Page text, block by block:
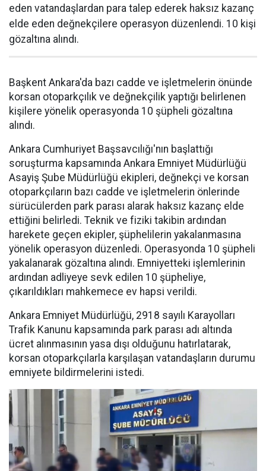
eden vatandaşlardan para talep ederek haksız kazanç
elde eden değnekçilere operasyon düzenlendi. 10 kişi
gözaltına alındı.
Başkent Ankara'da bazı cadde ve işletmelerin önünde
korsan otoparkçılık ve değnekçilik yaptığı belirlenen
kişilere yönelik operasyonda 10 şüpheli gözaltına
alındı.
Ankara Cumhuriyet Başsavcılığı'nın başlattığı
soruşturma kapsamında Ankara Emniyet Müdürlüğü
Asayiş Şube Müdürlüğü ekipleri, değnekçi ve korsan
otoparkçıların bazı cadde ve işletmelerin önlerinde
sürücülerden park parası alarak haksız kazanç elde
ettiğini belirledi. Teknik ve fiziki takibin ardından
harekete geçen ekipler, şüphelilerin yakalanmasına
yönelik operasyon düzenledi. Operasyonda 10 şüpheli
yakalanarak gözaltına alındı. Emniyetteki işlemlerinin
ardından adliyeye sevk edilen 10 şüpheliye,
çıkarıldıkları mahkemece ev hapsi verildi.
Ankara Emniyet Müdürlüğü, 2918 sayılı Karayolları
Trafik Kanunu kapsamında park parası adı altında
ücret alınmasının yasa dışı olduğunu hatırlatarak,
korsan otoparkçılarla karşılaşan vatandaşların durumu
emniyete bildirmelerini istedi.